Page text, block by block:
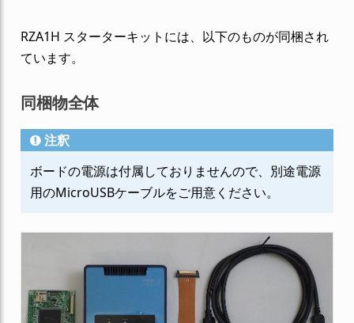
RZA1H スターターキットには、以下のものが同梱され
ています。
同梱物全体
注釈
ボードの電源は付属しておりませんので、別途電源
用のMicroUSBケーブルをご用意ください。